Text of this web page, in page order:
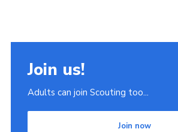
Join us!
Adults can join Scouting too...
Join now